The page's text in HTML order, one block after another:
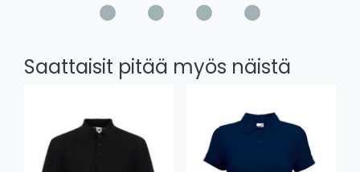
Saattaisit pitää myös näistä